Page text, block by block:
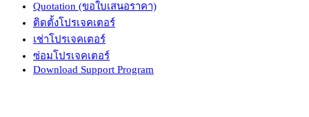
Quotation (ขอใบเสนอราคา)
ติดตั้งโปรเจคเตอร์
เช่าโปรเจคเตอร์
ซ่อมโปรเจคเตอร์
Download Support Program